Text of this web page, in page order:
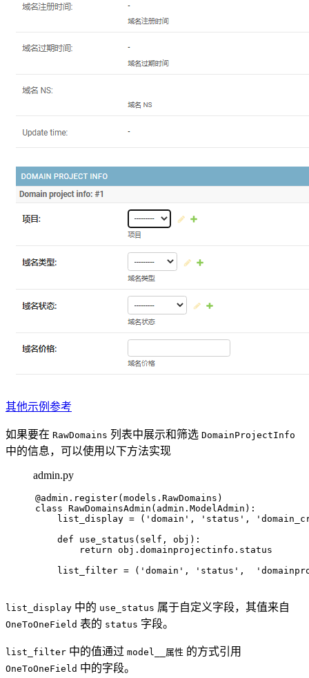
其他示例参考
如果要在 RawDomains 列表中展示和筛选 DomainProjectInfo
中的信息，可以使用以下方法实现
admin.py
@admin.register( models.RawDomains )
class RawDomainsAdmin (admin.ModelAdmin):
    list_display = (
'domain' , 'status' ,
def
use_status ( self, obj ):
return obj.domainprojectinfo.status
    list_filter = (
'domain' , 'status' ,
list_display 中的 use_status 属于自定义字段，其值来自
OneToOneField 表的 status 字段。
list_filter 中的值通过 model__属性 的方式引用
OneToOneField 中的字段。